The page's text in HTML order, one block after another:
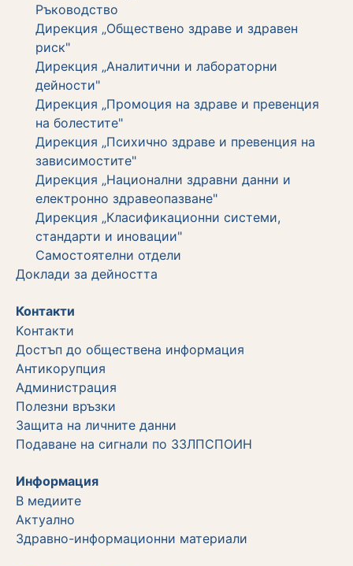
Ръководство
Дирекция „Обществено здраве и здравен
риск"
Дирекция „Аналитични и лабораторни
дейности"
Дирекция „Промоция на здраве и превенция
на болестите"
Дирекция „Психично здраве и превенция на
зависимостите"
Дирекция „Национални здравни данни и
електронно здравеопазване"
Дирекция „Класификационни системи,
стандарти и иновации"
Самостоятелни отдели
Дoклади за дейността
Контакти
Kонтакти
Достъп до обществена информация
Aнтикорупция
Администрация
Полезни връзки
Защита на личните данни
Подаване на сигнали по ЗЗЛПСПОИН
Информация
В медиите
Актуално
Здравно-информационни материали